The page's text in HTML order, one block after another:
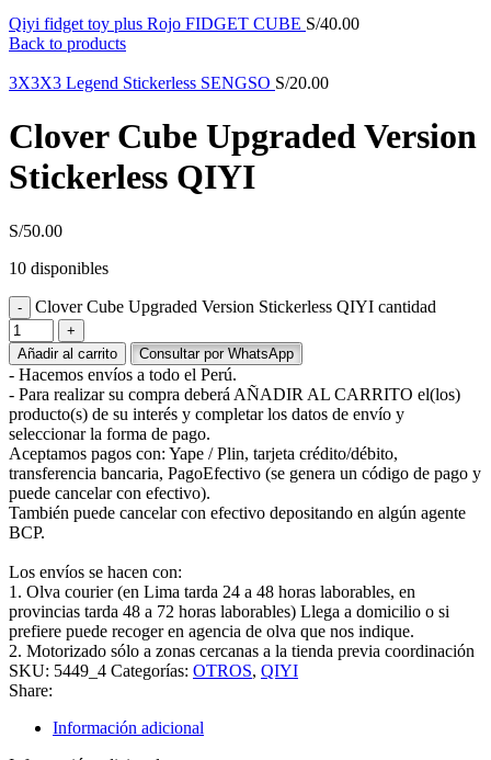
Qiyi fidget toy plus Rojo FIDGET CUBE S/40.00
Back to products
3X3X3 Legend Stickerless SENGSO S/20.00
Clover Cube Upgraded Version
Stickerless QIYI
S/50.00
10 disponibles
Clover Cube Upgraded Version Stickerless QIYI cantidad
Añadir al carrito Consultar por WhatsApp
- Hacemos envíos a todo el Perú.
- Para realizar su compra deberá AÑADIR AL CARRITO el(los)
producto(s) de su interés y completar los datos de envío y
seleccionar la forma de pago.
Aceptamos pagos con: Yape / Plin, tarjeta crédito/débito,
transferencia bancaria, PagoEfectivo (se genera un código de pago y
puede cancelar con efectivo).
También puede cancelar con efectivo depositando en algún agente
BCP.
Los envíos se hacen con:
1. Olva courier (en Lima tarda 24 a 48 horas laborables, en
provincias tarda 48 a 72 horas laborables) Llega a domicilio o si
prefiere puede recoger en agencia de olva que nos indique.
2. Motorizado sólo a zonas cercanas a la tienda previa coordinación
SKU: 5449_4 Categorías: OTROS, QIYI
Share:
Información adicional